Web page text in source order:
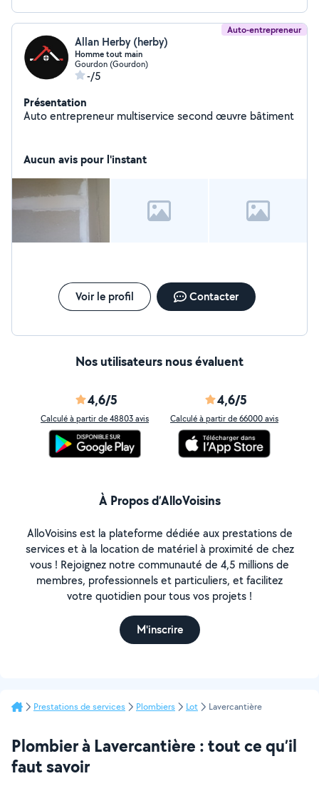
Auto-entrepreneur
Allan Herby (herby)
Homme tout main
Gourdon (Gourdon)
-/5
Présentation
Auto entrepreneur multiservice second œuvre bâtiment
Aucun avis pour l'instant
Voir le profil Contacter
Nos utilisateurs nous évaluent
4,6/5
Calculé à partir de 48803 avis
4,6/5
Calculé à partir de 66000 avis
À Propos d’AlloVoisins
AlloVoisins est la plateforme dédiée aux prestations de
services et à la location de matériel à proximité de chez
vous ! Rejoignez notre communauté de 4,5 millions de
membres, professionnels et particuliers, et facilitez
votre quotidien pour tous vos projets !
M'inscrire
Prestations de services Plombiers Lot Lavercantière
Plombier à Lavercantière : tout ce qu’il
faut savoir